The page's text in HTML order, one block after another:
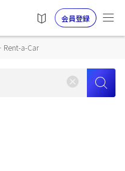
会員登録
Rent-a-Car